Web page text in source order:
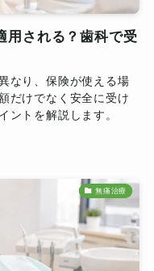
用される？歯科で受
なり、保険が使える場
だけでなく安全に受け
ントを解説します。
無痛治療